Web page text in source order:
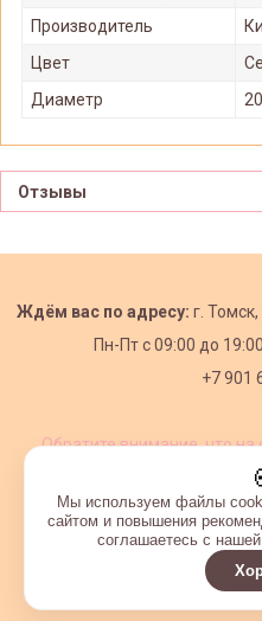
Производитель
Цвет
Диаметр
Отзывы
Ждём вас по адресу: г.
Пн-Пт с09:00 до
+7 901
Обратите внимание, что на
Интернет-
Мы используем файлы
сайтом и повышения
соглашаетесь с